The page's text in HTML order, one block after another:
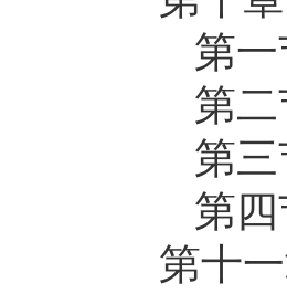
第
第
第
第
第十